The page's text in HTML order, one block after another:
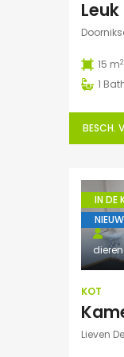
15 m2
1
BESCH.
IN DE
NIEUW
2
KOT